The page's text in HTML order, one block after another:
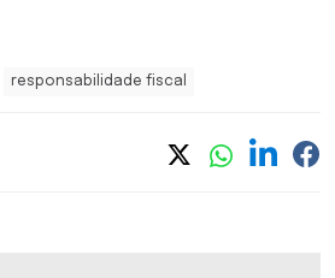
responsabilidade fiscal